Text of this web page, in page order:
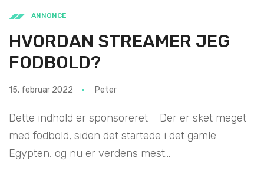
ANNONCE
HVORDAN STREAMER JEG
FODBOLD?
15. februar 2022 Peter
Dette indhold er sponsoreret Der er sket meget
med fodbold, siden det startede i det gamle
Egypten, og nu er verdens mest...